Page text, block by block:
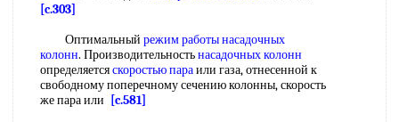
[c.303]
Оптимальный режим работы насадочных
колонн. Производительностьнасадочных колонн
определяетсяскоростью параили газа, отнесенной к
свободному поперечному сечению колонны, скорость
же пара или
[c.581]